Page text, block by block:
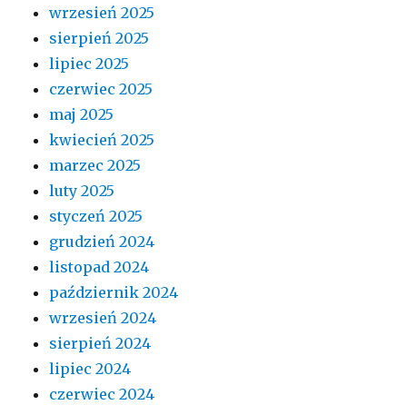
wrzesień 2025
sierpień 2025
lipiec 2025
czerwiec 2025
maj 2025
kwiecień 2025
marzec 2025
luty 2025
styczeń 2025
grudzień 2024
listopad 2024
październik 2024
wrzesień 2024
sierpień 2024
lipiec 2024
czerwiec 2024